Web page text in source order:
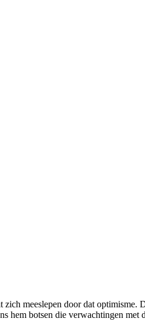
meeslepen door dat
hem botsen die verwachtingen met